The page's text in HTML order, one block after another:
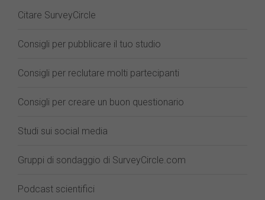
Citare SurveyCircle
Consigli per pubblicare il tuo studio
Consigli per reclutare molti partecipanti
Consigli per creare un buon questionario
Studi sui social media
Gruppi di sondaggio di SurveyCircle.com
Podcast scientifici